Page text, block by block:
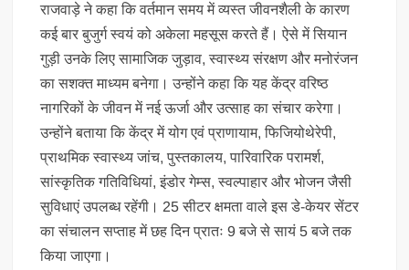
राजवाड़े ने कहा कि वर्तमान समय में व्यस्त जीवनशैली के कारण
कई बार बुजुर्ग स्वयं को अकेला महसूस करते हैं। ऐसे में सियान
गुड़ी उनके लिए सामाजिक जुड़ाव, स्वास्थ्य संरक्षण और मनोरंजन
का सशक्त माध्यम बनेगा। उन्होंने कहा कि यह केंद्र वरिष्ठ
नागरिकों के जीवन में नई ऊर्जा और उत्साह का संचार करेगा।
उन्होंने बताया कि केंद्र में योग एवं प्राणायाम, फिजियोथेरेपी,
प्राथमिक स्वास्थ्य जांच, पुस्तकालय, पारिवारिक परामर्श,
सांस्कृतिक गतिविधियां, इंडोर गेम्स, स्वल्पाहार और भोजन जैसी
सुविधाएं उपलब्ध रहेंगी। 25 सीटर क्षमता वाले इस डे-केयर सेंटर
का संचालन सप्ताह में छह दिन प्रातः 9 बजे से सायं 5 बजे तक
किया जाएगा।